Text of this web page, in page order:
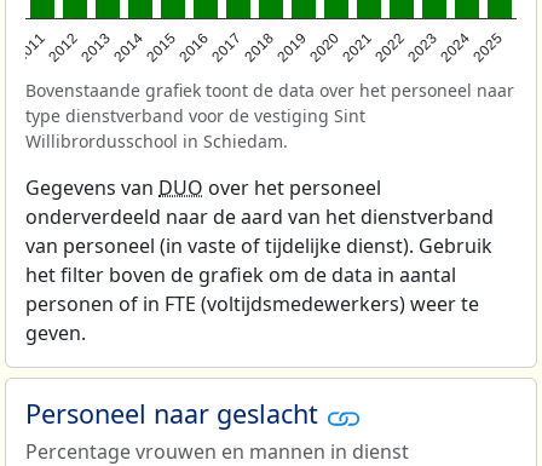
201120122013201420152016201720182019202020212022202320242025
Bovenstaande grafiek toont de data over het personeel naar
type dienstverband voor de vestiging Sint
Willibrordusschool in Schiedam.
Gegevens van DUO over het personeel
onderverdeeld naar de aard van het dienstverband
van personeel (in vaste of tijdelijke dienst). Gebruik
het filter boven de grafiek om de data in aantal
personen of in FTE (voltijdsmedewerkers) weer te
geven.
Personeel naar geslacht
Percentage vrouwen en mannen in dienst